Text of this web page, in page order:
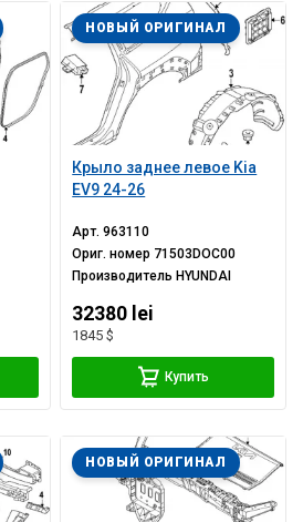
Крыло заднее левое Kia
EV9 24-26
НОВЫЙ ОРИГИНАЛ
Арт.963110
Ориг. номер 71503DOC00
Производитель HYUNDAI
32380 lei
1845 $
Купить
НОВЫЙ ОРИГИНАЛ